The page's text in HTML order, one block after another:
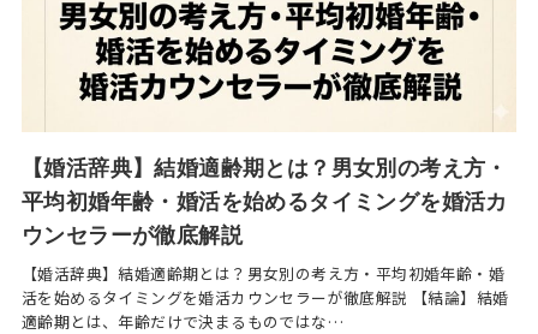
【婚活辞典】結婚適齢期とは？男女別の考え方・
平均初婚年齢・婚活を始めるタイミングを婚活カ
ウンセラーが徹底解説
【婚活辞典】結婚適齢期とは？男女別の考え方・平均初婚年齢・婚
活を始めるタイミングを婚活カウンセラーが徹底解説 【結論】結婚
適齢期とは、年齢だけで決まるものではな…